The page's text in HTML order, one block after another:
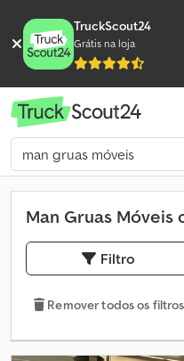
TruckScout24
Grátis na loja
Man Gruas Móveis
Filtro
Remover todos os filtros